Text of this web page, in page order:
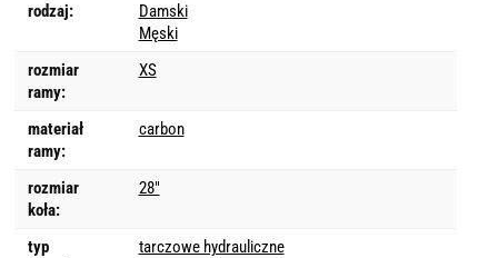
rodzaj:
Damski
Męski
rozmiar
ramy:
XS
materiał
ramy:
carbon
rozmiar
koła:
28"
typ
tarczowe hydrauliczne